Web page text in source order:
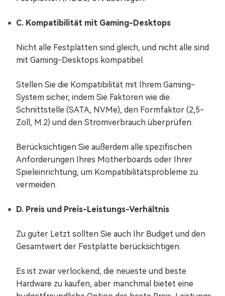
C. Kompatibilität mit Gaming-Desktops
Nicht alle Festplatten sind gleich, und nicht alle sind
mit Gaming-Desktops kompatibel.
Stellen Sie die Kompatibilität mit Ihrem Gaming-
System sicher, indem Sie Faktoren wie die
Schnittstelle (SATA, NVMe), den Formfaktor (2,5-
Zoll, M.2) und den Stromverbrauch überprüfen.
Berücksichtigen Sie außerdem alle spezifischen
Anforderungen Ihres Motherboards oder Ihrer
Spieleinrichtung, um Kompatibilitätsprobleme zu
vermeiden.
D. Preis und Preis-Leistungs-Verhältnis
Zu guter Letzt sollten Sie auch Ihr Budget und den
Gesamtwert der Festplatte berücksichtigen.
Es ist zwar verlockend, die neueste und beste
Hardware zu kaufen, aber manchmal bietet eine